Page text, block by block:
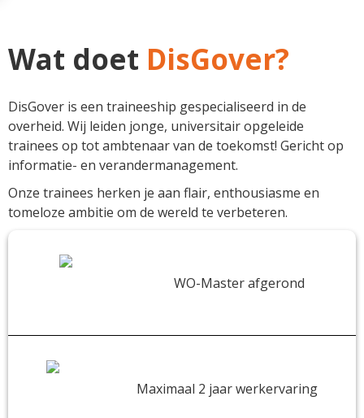
over DisGover lees je hieronder.
Wat doet DisGover?
DisGover is een traineeship gespecialiseerd in de
overheid. Wij leiden jonge, universitair opgeleide
trainees op tot ambtenaar van de toekomst! Gericht op
informatie- en verandermanagement.
Onze trainees herken je aan flair, enthousiasme en
tomeloze ambitie om de wereld te verbeteren.
WO-Master afgerond
Maximaal 2 jaar werkervaring